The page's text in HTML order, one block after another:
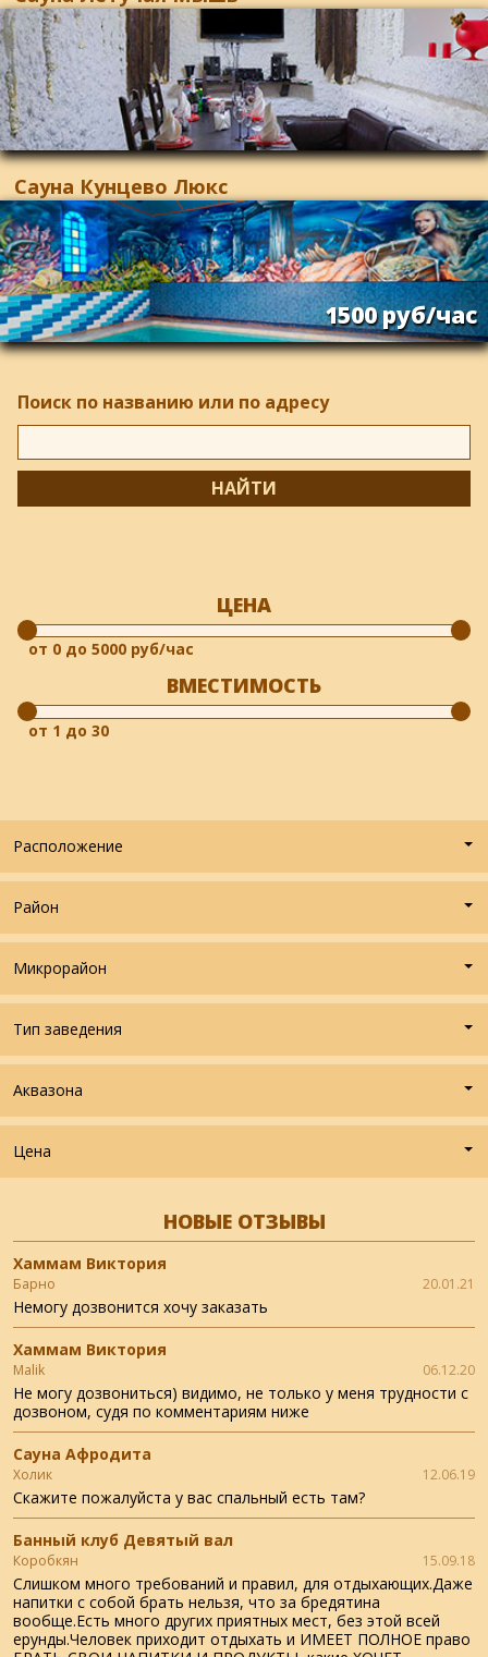
Сауна Кунцево Люкс
1500 руб/час
Поиск по названию или по адресу
ЦЕНА
ВМЕСТИМОСТЬ
Расположение
Район
Микрорайон
Тип заведения
Аквазона
Цена
НОВЫЕ ОТЗЫВЫ
Хаммам Виктория
Барно 20.01.21
Немогу дозвонится хочу заказать
Хаммам Виктория
Malik 06.12.20
Не могу дозвониться) видимо, не только у меня трудности с
дозвоном, судя по комментариям ниже
Сауна Афродита
Холик 12.06.19
Скажите пожалуйста у вас спальный есть там?
Банный клуб Девятый вал
Коробкян 15.09.18
Cлишком много требований и правил, для отдыхающих.Даже
напитки с собой брать нельзя, что за бредятина
вообще.Есть много других приятных мест, без этой всей
ерунды.Человек приходит отдыхать и ИМЕЕТ ПОЛНОЕ право